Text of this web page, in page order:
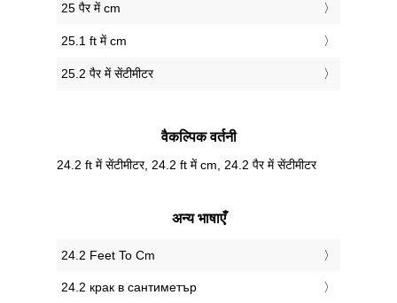
25 पैर में cm
25.1 ft में cm
25.2 पैर में सेंटीमीटर
वैकल्पिक वर्तनी
24.2 ft में सेंटीमीटर, 24.2 ft में cm, 24.2 पैर में सेंटीमीटर
अन्य भाषाएँ
‎24.2 Feet To Cm
‎24.2 крак в сантиметър